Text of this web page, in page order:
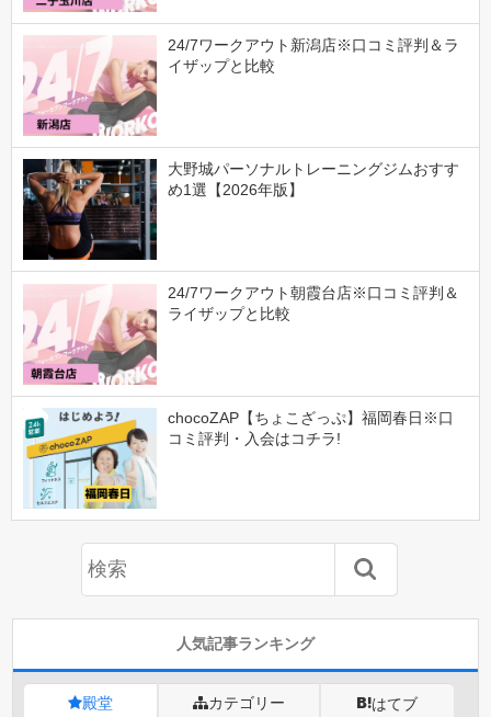
24/7ワークアウト新潟店※口コミ評判＆ラ
イザップと比較
大野城パーソナルトレーニングジムおすす
め1選【2026年版】
24/7ワークアウト朝霞台店※口コミ評判＆
ライザップと比較
chocoZAP【ちょこざっぷ】福岡春日※口
コミ評判・入会はコチラ!
人気記事ランキング
殿堂 カテゴリー はてブ